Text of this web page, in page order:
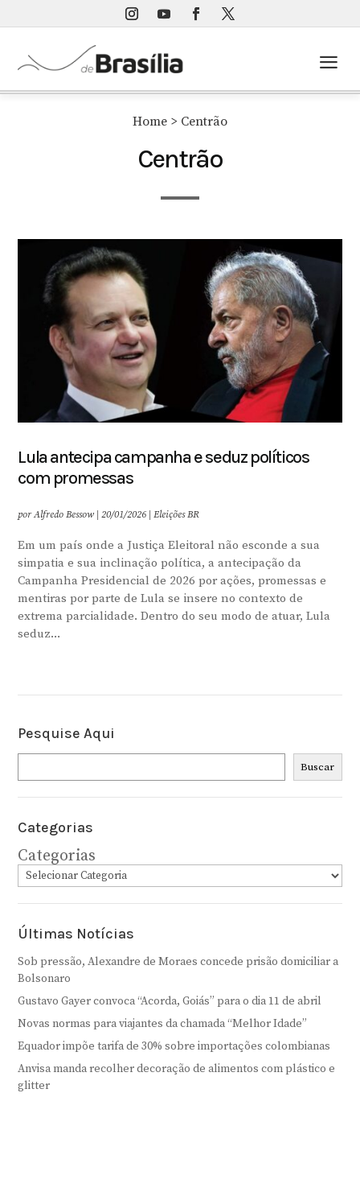
a
Home> Centrão
Centrão
Lula antecipa campanha e seduz políticos
com promessas
porAlfredo Bessow |20/01/2026|Eleições BR
Em um país onde a Justiça Eleitoral não esconde a sua
simpatia e sua inclinação política, a antecipação da
Campanha Presidencial de 2026 por ações, promessas e
mentiras por parte de Lula se insere no contexto de
extrema parcialidade. Dentro do seu modo de atuar, Lula
seduz...
Pesquise Aqui
Buscar
Categorias
Categorias
Últimas Notícias
Sob pressão, Alexandre de Moraes concede prisão domiciliar a
Bolsonaro
Gustavo Gayer convoca “Acorda, Goiás” para o dia 11 de abril
Novas normas para viajantes da chamada “Melhor Idade”
Equador impõe tarifa de 30% sobre importações colombianas
Anvisa manda recolher decoração de alimentos com plástico e
glitter